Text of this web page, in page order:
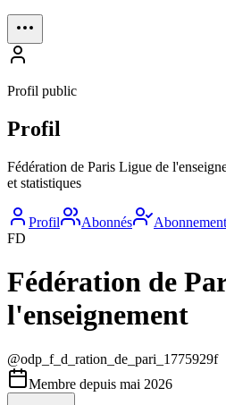
Profil public
Profil
Fédération de Paris Ligue de
et statistiques
Profil Abonnés
FD
Fédération de
l'enseignement
@odp_f_d_ration_de_pari_1775929f
Membre depuis mai 2026